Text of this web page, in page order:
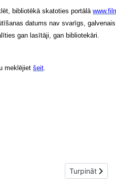
bibliotēkā skatoties portālā
datums nav svarīgs,
gan lasītāji, gan bibliotekāri.
meklējiet šeit.
datu bāzē Letonika.lv!
Nākamais
Turpināt